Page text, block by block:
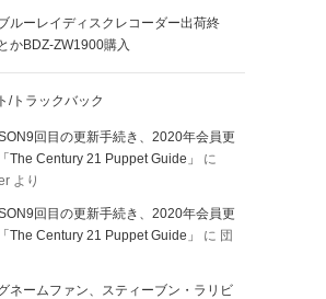
ルーレイディスクレコーダー出荷終
かBDZ-ZW1900購入
/トラックバック
回目の更新手続き、2020年会員更
The Century 21 Puppet Guide」
に
より
回目の更新手続き、2020年会員更
The Century 21 Puppet Guide」
に 団
ネームファン、スティーブン・ラリビ